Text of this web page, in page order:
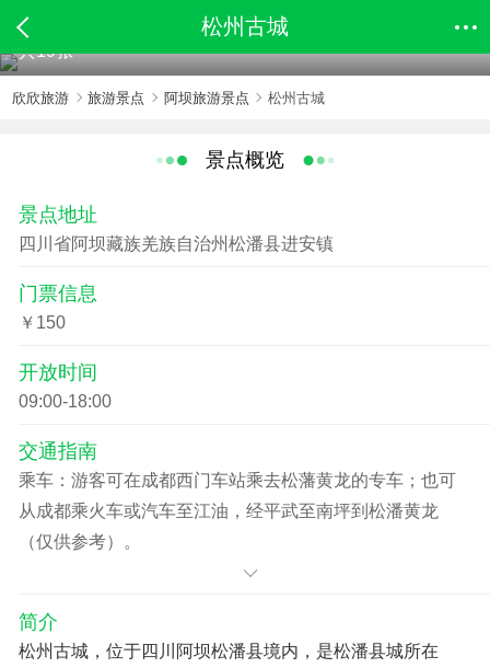
松州古城
共19张
欣欣旅游 旅游景点 阿坝旅游景点 松州古城
景点概览
景点地址
四川省阿坝藏族羌族自治州松潘县进安镇
门票信息
￥150
开放时间
09:00-18:00
交通指南
乘车：游客可在成都西门车站乘去松藩黄龙的专车；也可
从成都乘火车或汽车至江油，经平武至南坪到松潘黄龙
（仅供参考）。
简介
松州古城，位于四川阿坝松潘县境内，是松潘县城所在